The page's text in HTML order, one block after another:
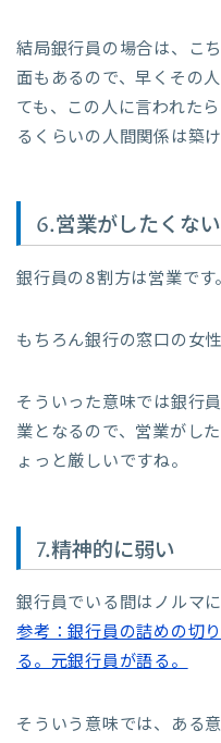
結局銀行員の場合は、こ
面もあるので、早くその
ても、この人に言われた
るくらいの人間関係は築
6.営業がしたくない
銀行員の8割方は営業です。
もちろん銀行の窓口の女
そういった意味では銀行
業となるので、営業がし
ょっと厳しいですね。
7.精神的に弱い
銀行員でいる間はノルマ
参考：銀行員の詰めの切
る。元銀行員が語る。
そういう意味では、ある